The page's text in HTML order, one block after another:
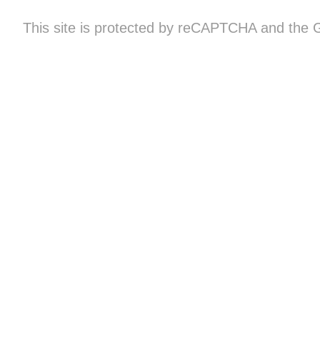
This site is protected by reCAPTCHA and the